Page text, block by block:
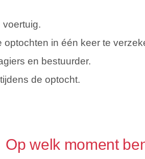
in één keer te
en bestuurder.
de optocht.
Op welk moment